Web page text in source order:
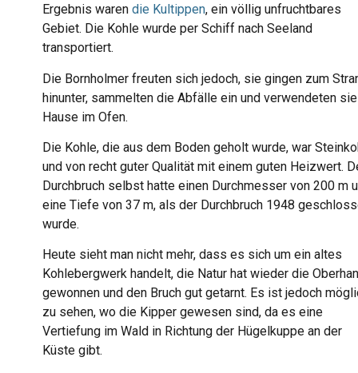
Ergebnis waren die Kultippen, ein völlig unfruchtbares
Gebiet. Die Kohle wurde per Schiff nach Seeland
transportiert.
Die Bornholmer freuten sich jedoch, sie gingen zum
hinunter, sammelten die Abfälle ein und verwendeten
Hause im Ofen.
Die Kohle, die aus dem Boden geholt wurde, war
und von recht guter Qualität mit einem guten Heizwert.
Durchbruch selbst hatte einen Durchmesser von 200 m
eine Tiefe von 37 m, als der Durchbruch 1948
wurde.
Heute sieht man nicht mehr, dass es sich um ein altes
Kohlebergwerk handelt, die Natur hat wieder die
gewonnen und den Bruch gut getarnt. Es ist jedoch
zu sehen, wo die Kipper gewesen sind, da es eine
Vertiefung im Wald in Richtung der Hügelkuppe an der
Küste gibt.